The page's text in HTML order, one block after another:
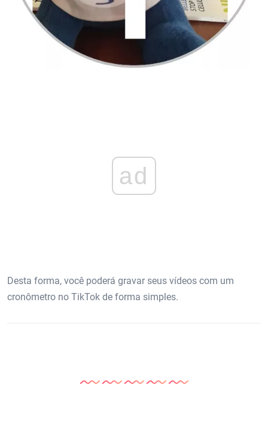
ad
Desta forma, você poderá gravar seus vídeos com um
cronômetro no TikTok de forma simples.